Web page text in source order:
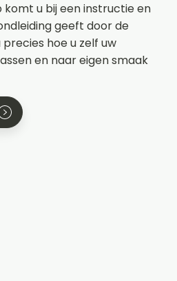
u bij een instructie en
geeft door de
hoe u zelf uw
en naar eigen smaak